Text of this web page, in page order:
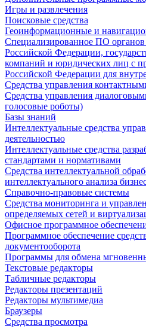
Игры и развлечения
Поисковые средства
Геоинформационные и
Специализированное ПО органов
Российской Федерации,
компаний и юридических лиц с
Российской Федерации для
Средства управления
Средства управления
голосовые роботы)
Базы знаний
Интеллектуальные средства
деятельностью
Интеллектуальные средства
стандартами и нормативами
Средства интеллектуальной
интеллектуального анализа
Справочно-правовые системы
Средства мониторинга и
определяемых сетей и
Офисное программное
Программное обеспечение
документооборота
Программы для обмена
Текстовые редакторы
Табличные редакторы
Редакторы презентаций
Редакторы мультимедиа
Браузеры
Средства просмотра